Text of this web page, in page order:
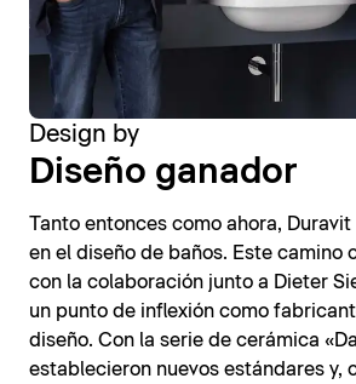
Design by
Diseño ganador
Tanto entonces como ahora,
en el diseño de baños. Este camino
con la colaboración junto a Dieter
un punto de inflexión como
diseño. Con la serie de cerámica
establecieron nuevos estándares y,